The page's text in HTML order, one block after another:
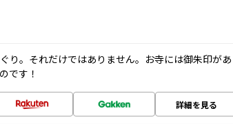
り。それだけではありません。お寺には御朱印があ
です！
詳細を見る